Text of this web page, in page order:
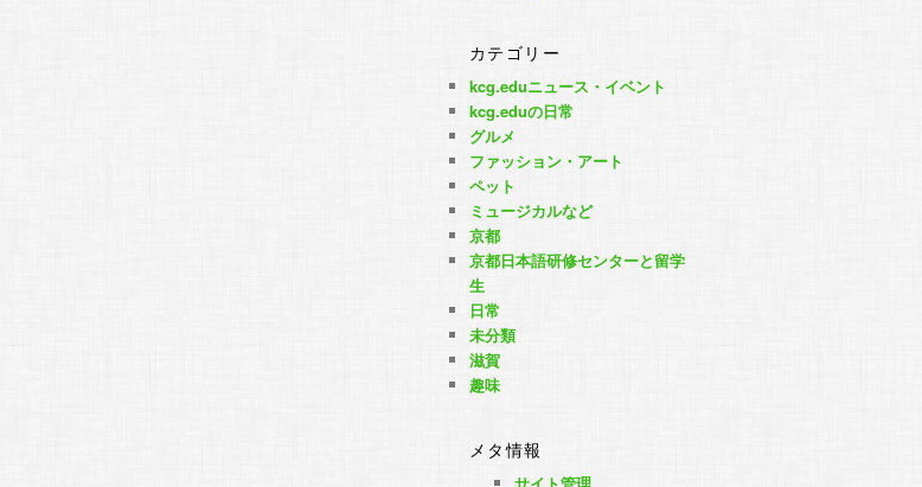
カテゴリー
kcg.eduニュース・イベント
kcg.eduの日常
グルメ
ファッション・アート
ペット
ミュージカルなど
京都
京都日本語研修センターと留学
生
日常
未分類
滋賀
趣味
メタ情報